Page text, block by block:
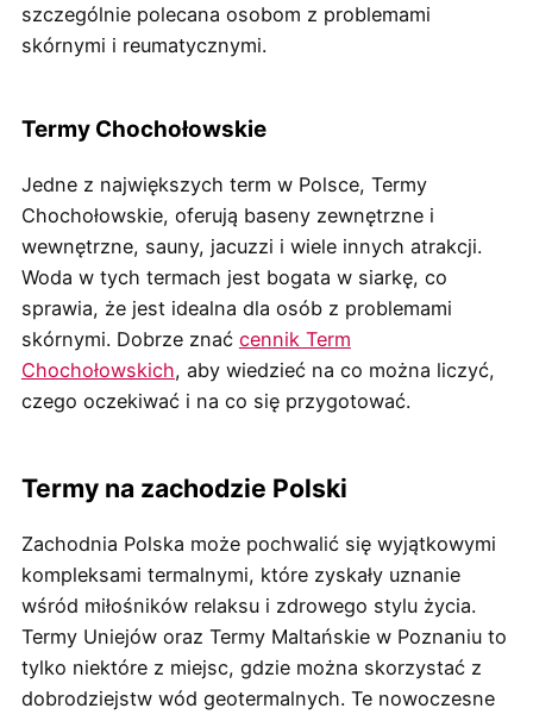
szczególnie polecana osobom z problemami
skórnymi i reumatycznymi.
Termy Chochołowskie
Jedne z największych term w Polsce, Termy
Chochołowskie, oferują baseny zewnętrzne i
wewnętrzne, sauny, jacuzzi i wiele innych atrakcji.
Woda w tych termach jest bogata w siarkę, co
sprawia, że jest idealna dla osób z problemami
skórnymi. Dobrze znać cennik Term
Chochołowskich, aby wiedzieć na co można liczyć,
czego oczekiwać i na co się przygotować.
Termy na zachodzie Polski
Zachodnia Polska może pochwalić się wyjątkowymi
kompleksami termalnymi, które zyskały uznanie
wśród miłośników relaksu i zdrowego stylu życia.
Termy Uniejów oraz Termy Maltańskie w Poznaniu to
tylko niektóre z miejsc, gdzie można skorzystać z
dobrodziejstw wód geotermalnych. Te nowoczesne